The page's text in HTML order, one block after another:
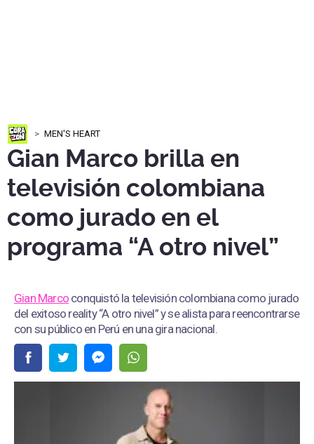
MEN'S HEART
Gian Marco brilla en
televisión colombiana
como jurado en el
programa “A otro nivel”
Gian Marco conquistó la televisión colombiana como jurado
del exitoso reality “A otro nivel” y se alista para reencontrarse
con su público en Perú en una gira nacional.